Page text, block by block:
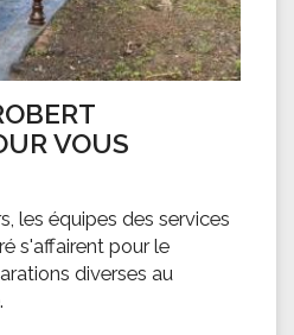
VOUS
les équipes des services
s'affairent pour le
diverses au